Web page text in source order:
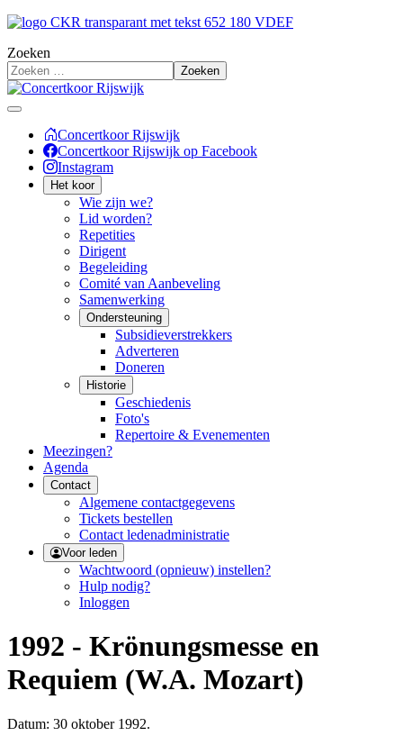
Zoeken
Zoeken
Concertkoor Rijswijk
Concertkoor Rijswijk op Facebook
Instagram
Het koor
Wie zijn we?
Lid worden?
Repetities
Dirigent
Begeleiding
Comité van Aanbeveling
Samenwerking
Ondersteuning
Subsidieverstrekkers
Adverteren
Doneren
Historie
Geschiedenis
Foto's
Repertoire & Evenementen
Meezingen?
Agenda
Contact
Algemene contactgegevens
Tickets bestellen
Contact ledenadministratie
Voor leden
Wachtwoord (opnieuw) instellen?
Hulp nodig?
Inloggen
1992 - Krönungsmesse en
Requiem (W.A. Mozart)
Datum: 30 oktober 1992.